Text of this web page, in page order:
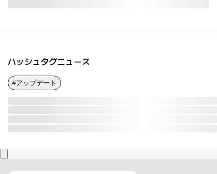
ハッシュタグニュース
#アップデート